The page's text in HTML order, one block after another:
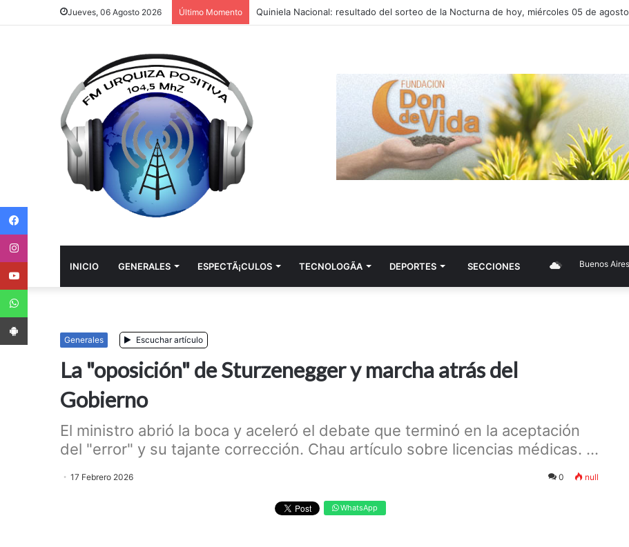
Jueves, 06 Agosto 2026 Último Momento Quiniela Nacional: resultado del sorteo de la Nocturna de hoy, miércoles 05 de agosto
INICIO GENERALES ESPECTÃ¡CULOS TECNOLOGÃ­A DEPORTES SECCIONES Buenos Aires
Generales Escuchar artículo
La "oposición" de Sturzenegger y marcha atrás del
Gobierno
El ministro abrió la boca y aceleró el debate que terminó en la aceptación
del "error" y su tajante corrección. Chau artículo sobre licencias médicas. ...
17 Febrero 2026 0 null
WhatsApp
WhatsApp